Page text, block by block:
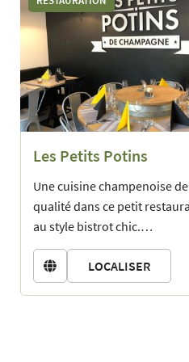
Les Petits Potins
Une cuisine champenoise de
qualité dans ce petit
au style bistrot chic.
Fermé le mercredi
 LOCALISER